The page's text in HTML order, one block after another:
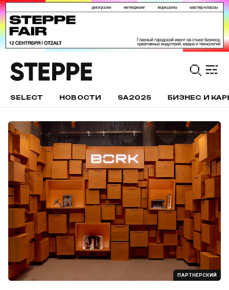
SELECT НОВОСТИ SA2025 БИЗНЕС И
ПАРТНЕРСКИЙ